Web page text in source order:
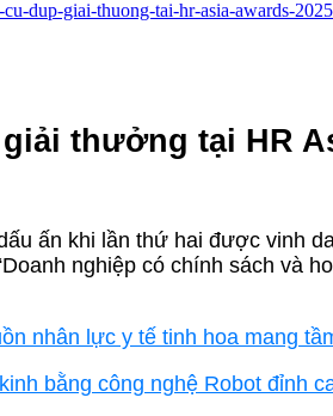
dup-giai-thuong-tai-hr-asia-awards-
thưởng tại HR
ấn khi lần thứ hai được vinh
nghiệp có chính sách và
nhân lực y tế tinh hoa mang
bằng công nghệ Robot đỉnh